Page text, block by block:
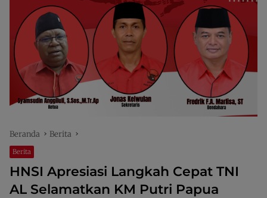
Beranda Berita
Berita
HNSI Apresiasi Langkah Cepat TNI
AL Selamatkan KM Putri Papua